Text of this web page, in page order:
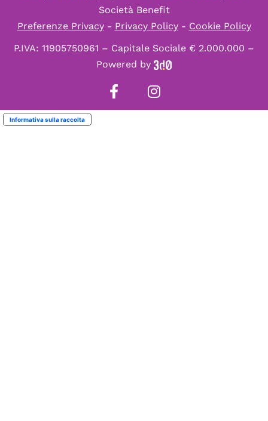
Società Benefit
Preferenze Privacy- Privacy Policy- Cookie Policy
P.IVA: 11905750961 – Capitale Sociale € 2.000.000 –
Powered by
Informativa sulla raccolta